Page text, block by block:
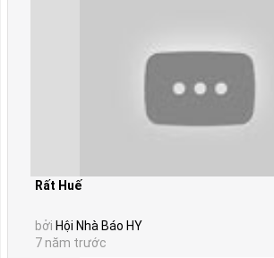
Rất Huế
bởi Hội Nhà Báo HY
7 năm trước